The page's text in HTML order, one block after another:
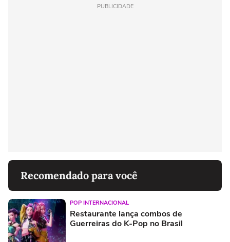
PUBLICIDADE
Recomendado para você
POP INTERNACIONAL
Restaurante lança combos de
Guerreiras do K-Pop no Brasil